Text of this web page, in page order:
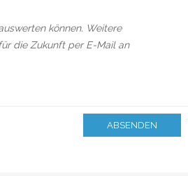
können. Weitere
die Zukunft per E-Mail an
ABSENDEN